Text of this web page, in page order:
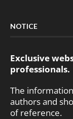
NOTICE
Exclusive
professionals.
The
authors and
of reference.